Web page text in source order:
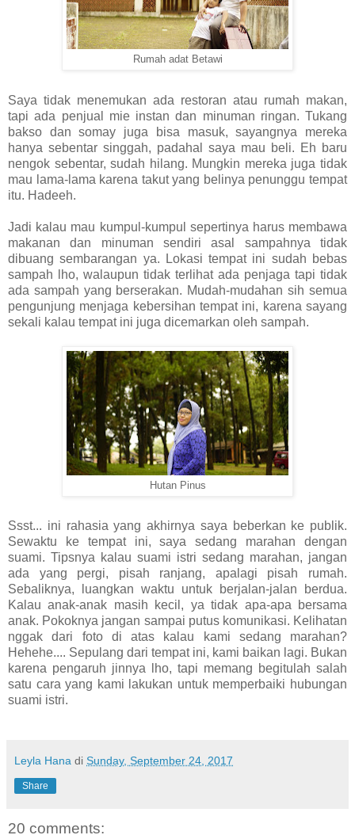
Rumah adat Betawi
Saya tidak menemukan ada restoran atau rumah makan,
tapi ada penjual mie instan dan minuman ringan. Tukang
bakso dan somay juga bisa masuk, sayangnya mereka
hanya sebentar singgah, padahal saya mau beli. Eh baru
nengok sebentar, sudah hilang. Mungkin mereka juga tidak
mau lama-lama karena takut yang belinya penunggu tempat
itu. Hadeeh.
Jadi kalau mau kumpul-kumpul sepertinya harus membawa
makanan dan minuman sendiri asal sampahnya tidak
dibuang sembarangan ya. Lokasi tempat ini sudah bebas
sampah lho, walaupun tidak terlihat ada penjaga tapi tidak
ada sampah yang berserakan. Mudah-mudahan sih semua
pengunjung menjaga kebersihan tempat ini, karena sayang
sekali kalau tempat ini juga dicemarkan oleh sampah.
Hutan Pinus
Ssst... ini rahasia yang akhirnya saya beberkan ke publik.
Sewaktu ke tempat ini, saya sedang marahan dengan
suami. Tipsnya kalau suami istri sedang marahan, jangan
ada yang pergi, pisah ranjang, apalagi pisah rumah.
Sebaliknya, luangkan waktu untuk berjalan-jalan berdua.
Kalau anak-anak masih kecil, ya tidak apa-apa bersama
anak. Pokoknya jangan sampai putus komunikasi. Kelihatan
nggak dari foto di atas kalau kami sedang marahan?
Hehehe.... Sepulang dari tempat ini, kami baikan lagi. Bukan
karena pengaruh jinnya lho, tapi memang begitulah salah
satu cara yang kami lakukan untuk memperbaiki hubungan
suami istri.
Leyla Hana di Sunday, September 24, 2017
Share
20 comments: